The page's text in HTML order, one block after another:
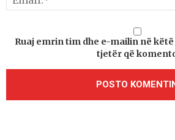
Ruaj emrin tim dhe e-mailin në
tjetër që